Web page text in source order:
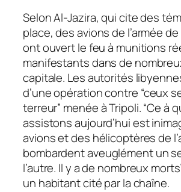
Selon Al-Jazira, qui cite des
place, des avions de l’armée de
ont ouvert le feu à munitions
manifestants dans de
capitale. Les autorités
d’une opération contre “ceux
terreur” menée à Tripoli.“Ce à
assistons aujourd’hui est
avions et des hélicoptères de
bombardent aveuglément un
l’autre. Il y a de nombreux
un habitant cité par la chaîne.